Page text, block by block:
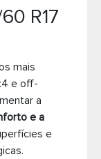
R17
mais
e off-
a
e a
e